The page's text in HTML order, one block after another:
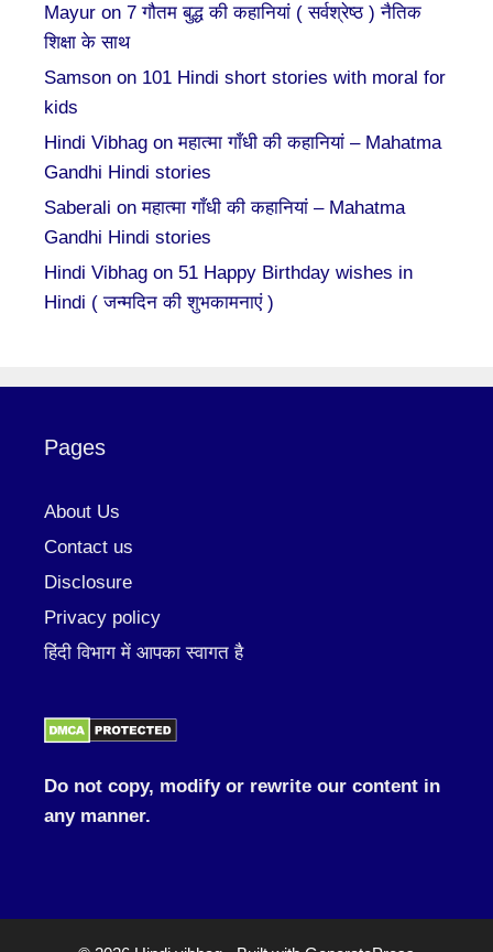
Mayur on 7 गौतम बुद्ध की कहानियां ( सर्वश्रेष्ठ ) नैतिक
शिक्षा के साथ
Samson on 101 Hindi short stories with moral for
kids
Hindi Vibhag onमहात्मा गाँधी की कहानियां – Mahatma
Gandhi Hindi stories
Saberali onमहात्मा गाँधी की कहानियां – Mahatma
Gandhi Hindi stories
Hindi Vibhag on 51 Happy Birthday wishes in
Hindi ( जन्मदिन की शुभकामनाएं )
Pages
About Us
Contact us
Disclosure
Privacy policy
हिंदी विभाग में आपका स्वागत है
Do not copy, modify or rewrite our content in
any manner.